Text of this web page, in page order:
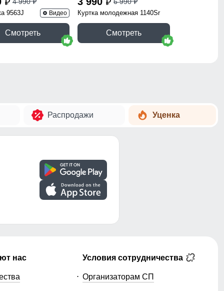
p p
9563J Видео
Смотреть
p p
Куртка молодежная 1140Sr
Смотреть
Распродажи Уценка
нас Условия сотрудничества
Организаторам СП